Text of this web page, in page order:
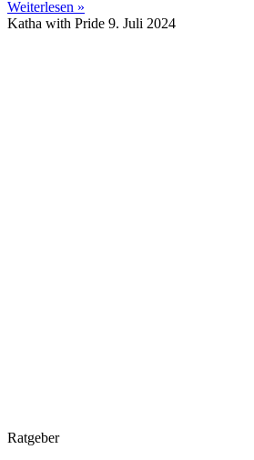
Weiterlesen »
Katha with Pride 9. Juli 2024
Ratgeber